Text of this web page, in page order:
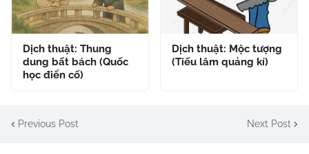
Dịch thuật: Thung
dung bất bách (Quốc
học điển cố)
Dịch thuật: Mộc tượng
(Tiếu lâm quảng kí)
Previous Post Next Post